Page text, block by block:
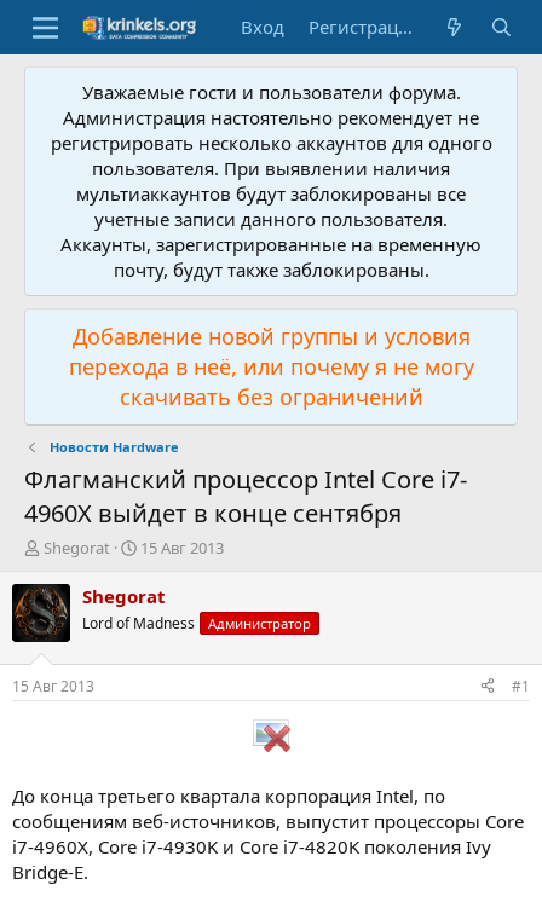
Вход Регистрация
Уважаемые гости и пользователи форума.
Администрация настоятельно рекомендует не
регистрировать несколько аккаунтов для одного
пользователя. При выявлении наличия
мультиаккаунтов будут заблокированы все
учетные записи данного пользователя.
Аккаунты, зарегистрированные на временную
почту, будут также заблокированы.
Добавление новой группы и условия
перехода в неё, или почему я не могу
скачивать без ограничений
Новости Hardware
Флагманский процессор Intel Core i7-
4960X выйдет в конце сентября
А
т
о
р
т
м
Shegorat
Д
т
н
а
15 Авг 2013
Shegorat
Lord of Madness Администратор
15 Авг 2013 #1
До конца третьего квартала корпорация Intel, по
сообщениям веб-источников, выпустит процессоры Core
i7-4960X, Core i7-4930K и Core i7-4820K поколения Ivy
Bridge-E.